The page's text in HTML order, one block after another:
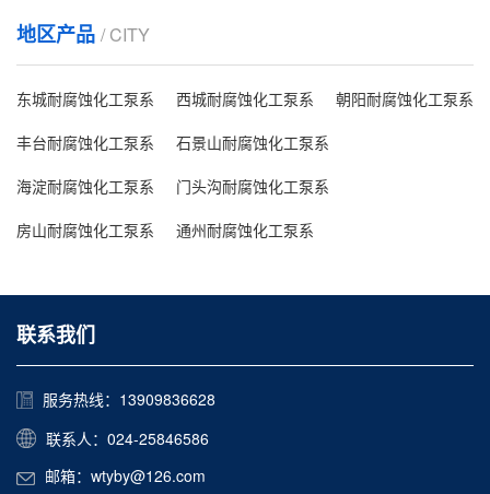
地区产品 / CITY
东城耐腐蚀化工泵系 西城耐腐蚀化工泵系
朝阳耐腐蚀化工泵系
丰台耐腐蚀化工泵系
石景山耐腐蚀化工泵系
海淀耐腐蚀化工泵系
门头沟耐腐蚀化工泵系
房山耐腐蚀化工泵系
通州耐腐蚀化工泵系
联系我们
服务热线：13909836628
联系人：024-25846586
邮箱：wtyby@126.com